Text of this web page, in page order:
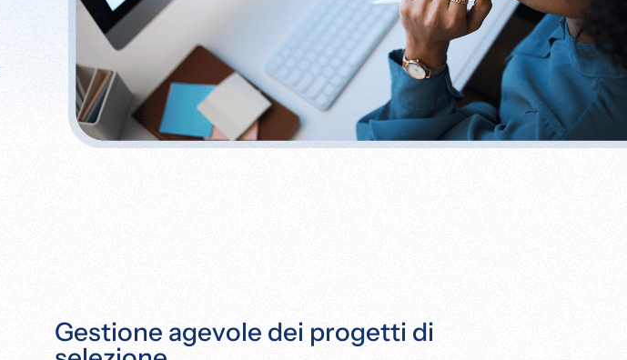
Gestione agevole dei progetti di